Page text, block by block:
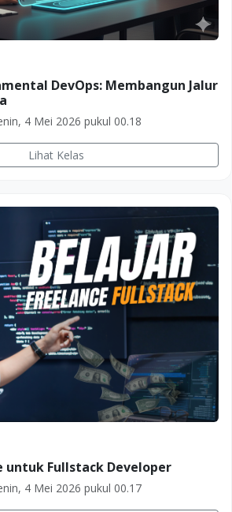
DevOps: Membangun Jalur
4 Mei 2026 pukul 00.18
Lihat Kelas
untuk Fullstack Developer
4 Mei 2026 pukul 00.17